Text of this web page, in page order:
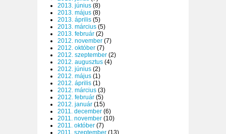
2013. június (8)
2013. május (8)
2013. április (5)
2013. március (5)
2013. február (2)
2012. november (7)
2012. október (7)
2012. szeptember (2)
2012. augusztus (4)
2012. június (2)
2012. május (1)
2012. április (1)
2012. március (3)
2012. február (5)
2012. január (15)
2011. december (6)
2011. november (10)
2011. október (7)